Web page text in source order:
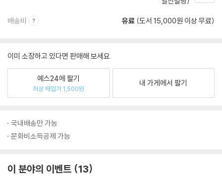
배송비 유료 (도서 15,000원 이상 무료)
이미 소장하고 있다면 판매해 보세요.
예스24에 팔기
최상 매입가 1,500원
내 가게에서 팔기
국내배송만 가능
문화비소득공제 가능
이 분야의 이벤트 13